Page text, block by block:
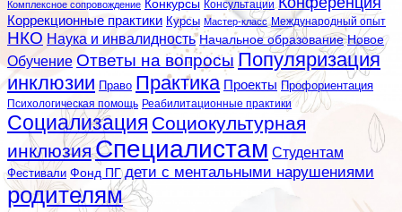
Комплексное сопровождение Конкурсы Консультации
Коррекционные практики Курсы Мастер-класс Международный опыт
НКО Наука и инвалидность Начальное образование Новое
Обучение Ответы на вопросы Популяризация
инклюзии Право Практика Проекты Профориентация
Психологическая помощь Реабилитационные практики
Социализация Социокультурная
инклюзияСпециалистам Студентам
Фестивали Фонд ПГ дети с ментальными нарушениями
родителям